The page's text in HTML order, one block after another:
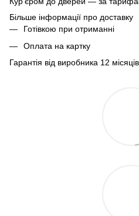
Більше інформації про доставку
Готівкою при отриманні
Оплата на картку
Гарантія від виробника 12 місяців.